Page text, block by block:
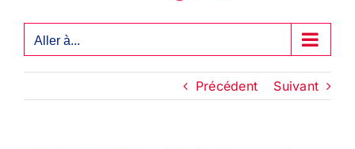
Aller à...
Précédent Suivant